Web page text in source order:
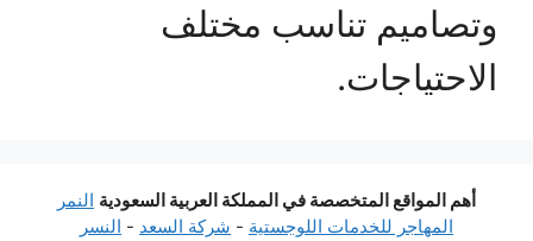
وتصاميم تناسب مختلف
الاحتياجات.
أهم المواقع المتخصصة في المملكة العربية السعودية النمر
المهاجر للخدمات اللوجستية - شركة السعد - النسر